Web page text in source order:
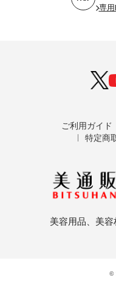
専用
ご利用ガイド
特定商
美容用品、美
©